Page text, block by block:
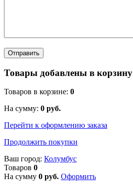
Товары добавлены в корзину
Товаров в корзине: 0
На сумму: 0 руб.
Перейти к оформлению заказа
Продолжить покупки
Ваш город: Колумбус
Товаров 0
На сумму 0 руб. Оформить